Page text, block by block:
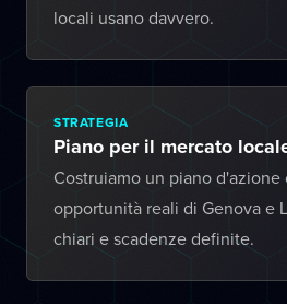
locali usano davvero.
STRATEGIA
Piano per il mercato
Costruiamo un piano
opportunità reali di Genova e
chiari e scadenze definite.